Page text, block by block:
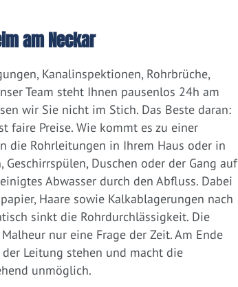
am Neckar
Kanalinspektionen, Rohrbrüche,
Team steht Ihnen pausenlos 24h am
wir Sie nicht im Stich. Das Beste daran:
faire Preise. Wie kommt es zu einer
die Rohrleitungen in Ihrem Haus oder in
Geschirrspülen, Duschen oder der Gang auf
Abwasser durch den Abfluss. Dabei
Haare sowie Kalkablagerungen nach
sinkt die Rohrdurchlässigkeit. Die
nur eine Frage der Zeit. Am Ende
Leitung stehen und macht die
unmöglich.